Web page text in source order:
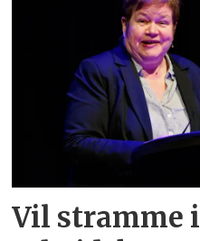
Vil stramme